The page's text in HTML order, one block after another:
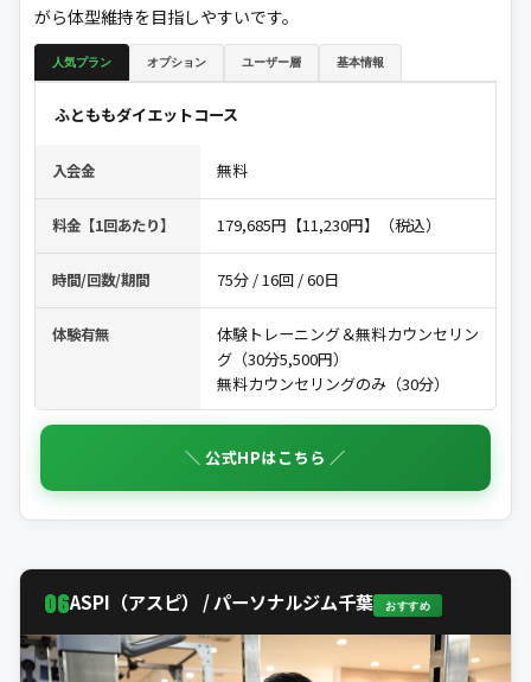
がら体型維持を目指しやすいです。
人気プラン オプション ユーザー層 基本情報
ふとももダイエットコース
入会金 無料
料金【1回あたり】 179,685円【11,230円】（税込）
時間/回数/期間 75分 / 16回 / 60日
体験有無
体験トレーニング＆無料カウンセリン
グ（30分5,500円）
無料カウンセリングのみ（30分）
＼ 公式HPはこちら ／
06ASPI（アスピ） / パーソナルジム千葉 おすすめ